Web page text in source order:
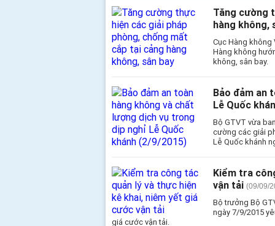
Tăng cường
hàng không,
Cục Hàng không
Hàng không
không, sân bay.
Bảo đảm an
Lễ Quốc
Bộ GTVT vừa
cường các giải
Lễ Quốc khánh
Kiểm tra
vận tải (09/09/
Bộ trưởng Bộ
ngày 7/9/2015
giá cước vận tải.